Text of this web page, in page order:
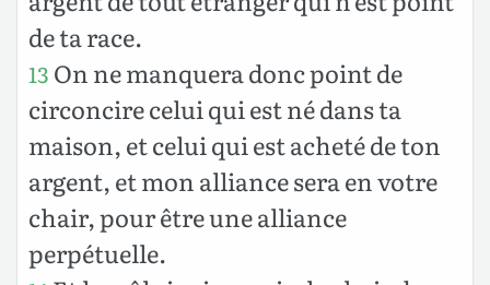
de ta race.
13 On ne manquera donc point de
circoncire celui qui est né dans ta
maison, et celui qui est acheté de ton
argent, et mon alliance sera en votre
chair, pour être une alliance
perpétuelle.